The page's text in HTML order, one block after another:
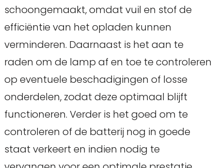
schoongemaakt, omdat vuil en stof de
efficiëntie van het opladen kunnen
verminderen. Daarnaast is het aan te
raden om de lamp af en toe te controleren
op eventuele beschadigingen of losse
onderdelen, zodat deze optimaal blijft
functioneren. Verder is het goed om te
controleren of de batterij nog in goede
staat verkeert en indien nodig te